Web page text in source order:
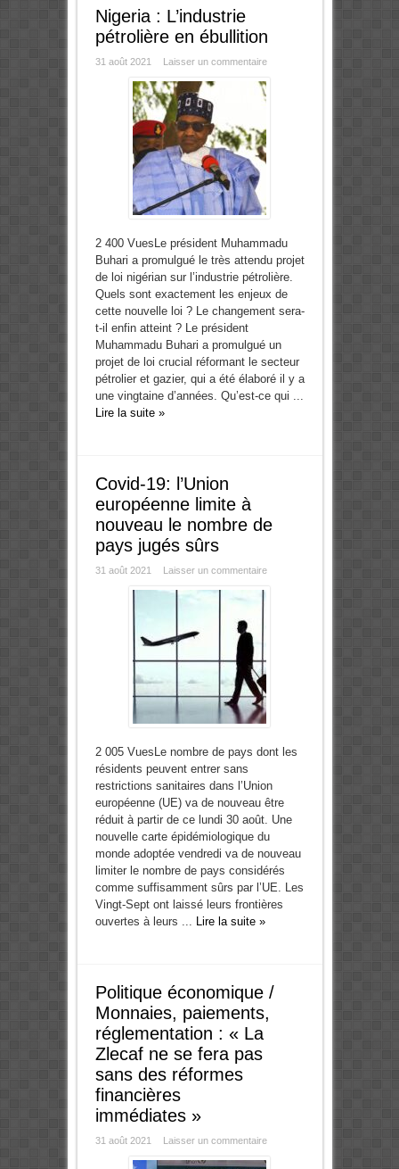
Nigeria : L’industrie
pétrolière en ébullition
31 août 2021 Laisser un commentaire
2 400 VuesLe président Muhammadu
Buhari a promulgué le très attendu projet
de loi nigérian sur l’industrie pétrolière.
Quels sont exactement les enjeux de
cette nouvelle loi ? Le changement sera-
t-il enfin atteint ? Le président
Muhammadu Buhari a promulgué un
projet de loi crucial réformant le secteur
pétrolier et gazier, qui a été élaboré il y a
une vingtaine d’années. Qu’est-ce qui ...
Lire la suite »
Covid-19: l’Union
européenne limite à
nouveau le nombre de
pays jugés sûrs
31 août 2021 Laisser un commentaire
2 005 VuesLe nombre de pays dont les
résidents peuvent entrer sans
restrictions sanitaires dans l’Union
européenne (UE) va de nouveau être
réduit à partir de ce lundi 30 août. Une
nouvelle carte épidémiologique du
monde adoptée vendredi va de nouveau
limiter le nombre de pays considérés
comme suffisamment sûrs par l’UE. Les
Vingt-Sept ont laissé leurs frontières
ouvertes à leurs ... Lire la suite »
Politique économique /
Monnaies, paiements,
réglementation : « La
Zlecaf ne se fera pas
sans des réformes
financières
immédiates »
31 août 2021 Laisser un commentaire